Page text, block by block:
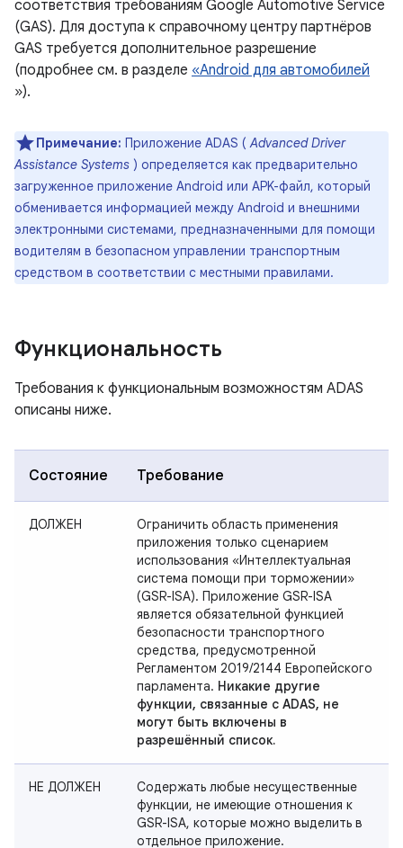
соответствия требованиям Google Automotive Service
(GAS). Для доступа к справочному центру партнёров
GAS требуется дополнительное разрешение
(подробнее см. в разделе «Android для автомобилей
»).
Примечание: Приложение ADAS (Advanced Driver
Assistance Systems ) определяется как предварительно
загруженное приложение Android или APK-файл, который
обменивается информацией между Android и внешними
электронными системами, предназначенными для помощи
водителям в безопасном управлении транспортным
средством в соответствии с местными правилами.
Функциональность
Требования к функциональным возможностям ADAS
описаны ниже.
Состояние Требование
ДОЛЖЕН
Ограничить область применения
приложения только сценарием
использования «Интеллектуальная
система помощи при торможении»
(GSR-ISA). Приложение GSR-ISA
является обязательной функцией
безопасности транспортного
средства, предусмотренной
Регламентом 2019/2144 Европейского
парламента. Никакие другие
функции, связанные с ADAS, не
могут быть включены в
разрешённый список.
НЕ ДОЛЖЕН
Содержать любые несущественные
функции, не имеющие отношения к
GSR-ISA, которые можно выделить в
отдельное приложение.